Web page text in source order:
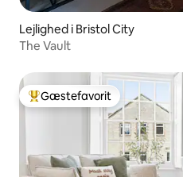
Lejlighed i Bristol City
The Vault
Bedste gæstefavorit
Gæstefavorit